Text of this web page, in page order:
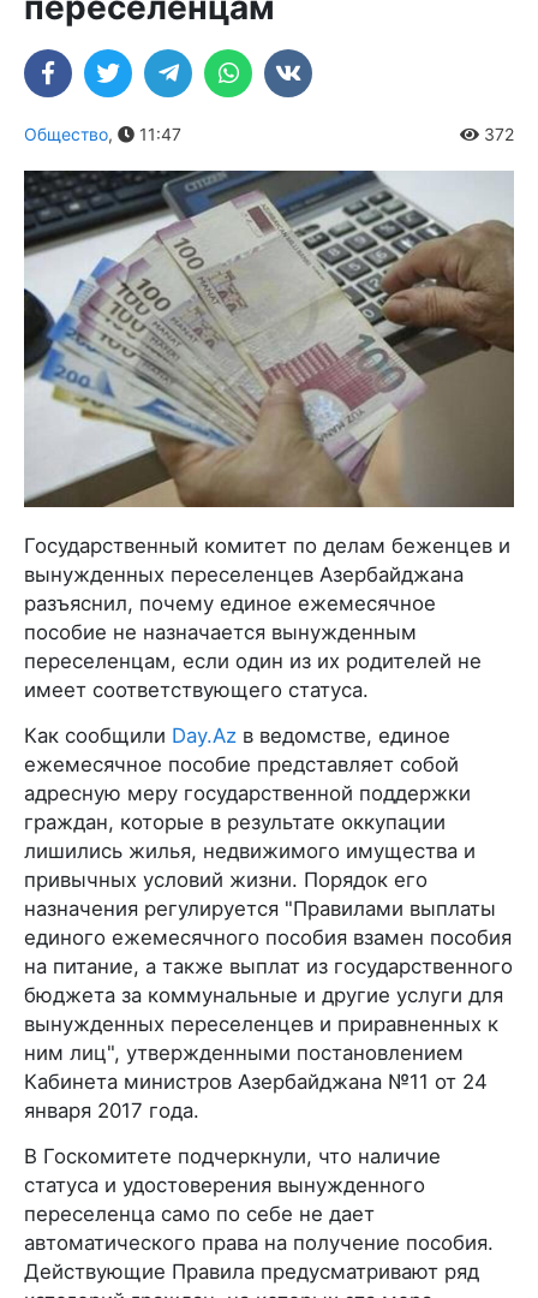
Общество, 11:47 372
Государственный комитет по делам беженцев и
вынужденных переселенцев Азербайджана
разъяснил, почему единое ежемесячное
пособие не назначается вынужденным
переселенцам, если один из их родителей не
имеет соответствующего статуса.
Как сообщили Day.Az в ведомстве, единое
ежемесячное пособие представляет собой
адресную меру государственной поддержки
граждан, которые в результате оккупации
лишились жилья, недвижимого имущества и
привычных условий жизни. Порядок его
назначения регулируется "Правилами выплаты
единого ежемесячного пособия взамен пособия
на питание, а также выплат из государственного
бюджета за коммунальные и другие услуги для
вынужденных переселенцев и приравненных к
ним лиц", утвержденными постановлением
Кабинета министров Азербайджана №11 от 24
января 2017 года.
В Госкомитете подчеркнули, что наличие
статуса и удостоверения вынужденного
переселенца само по себе не дает
автоматического права на получение пособия.
Действующие Правила предусматривают ряд